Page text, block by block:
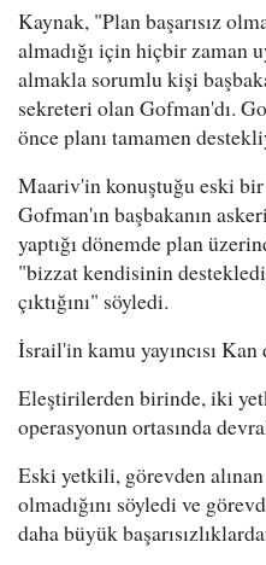
Kaynak, "Plan başarısız
almadığı için hiçbir zaman
almakla sorumlu kişi
sekreteri olan Gofman'dı.
önce planı tamamen
Maariv'in konuştuğu eski
Gofman'ın başbakanın
yaptığı dönemde plan
"bizzat kendisinin
çıktığını" söyledi.
İsrail'in kamu yayıncısı
Eleştirilerden birinde, iki
operasyonun ortasında
Eski yetkili, görevden
olmadığını söyledi ve
daha büyük